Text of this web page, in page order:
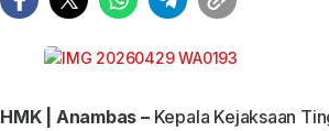
HMK | Anambas –Kepala Kejaksaan